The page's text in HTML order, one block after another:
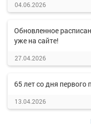
04.06.2026
Обновленное
уже на сайте!
27.04.2026
65 лет со дня первого
13.04.2026